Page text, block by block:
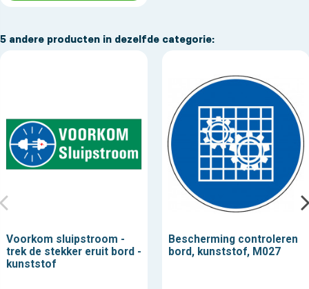
5 andere producten in dezelfde categorie:
Voorkom sluipstroom -
trek de stekker eruit bord -
kunststof
Bescherming controleren
bord, kunststof, M027